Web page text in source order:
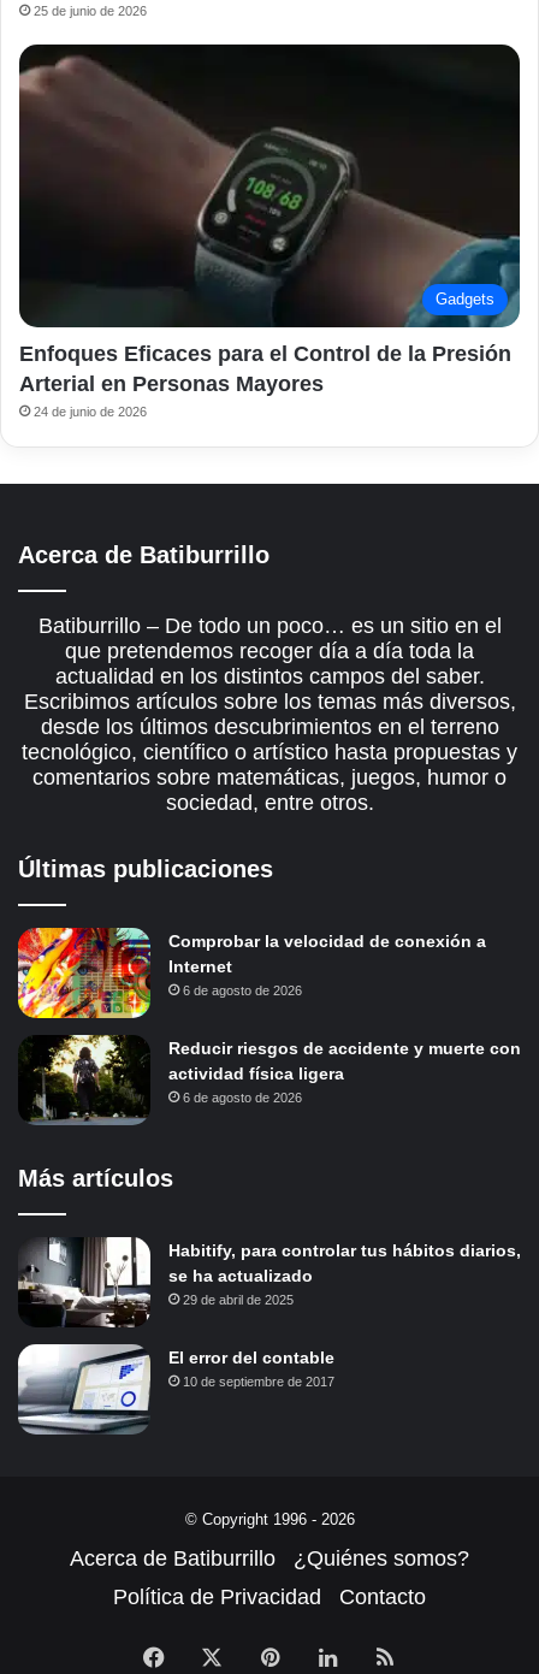
25 de junio de 2026
Gadgets
Enfoques Eficaces para el Control de la Presión
Arterial en Personas Mayores
24 de junio de 2026
Acerca de Batiburrillo
Batiburrillo – De todo un poco… es un sitio en el
que pretendemos recoger día a día toda la
actualidad en los distintos campos del saber.
Escribimos artículos sobre los temas más diversos,
desde los últimos descubrimientos en el terreno
tecnológico, científico o artístico hasta propuestas y
comentarios sobre matemáticas, juegos, humor o
sociedad, entre otros.
Últimas publicaciones
Comprobar la velocidad de conexión a
Internet
6 de agosto de 2026
Reducir riesgos de accidente y muerte con
actividad física ligera
6 de agosto de 2026
Más artículos
Habitify, para controlar tus hábitos diarios,
se ha actualizado
29 de abril de 2025
El error del contable
10 de septiembre de 2017
© Copyright 1996 - 2026
Acerca de Batiburrillo
¿Quiénes somos?
Política de Privacidad
Contacto
Facebook PinterestLinkedInRSS